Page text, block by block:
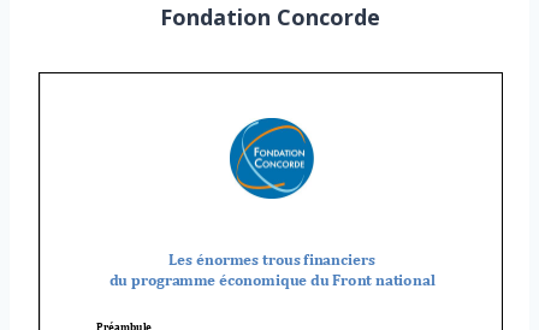
Fondation Concorde